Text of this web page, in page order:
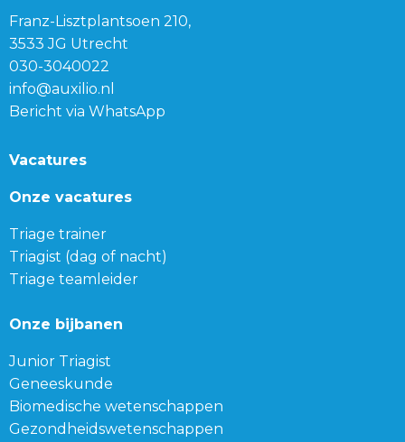
Franz-Lisztplantsoen 210,
3533 JG Utrecht
030-3040022
info@auxilio.nl
Bericht via WhatsApp
Vacatures
Onze vacatures
Triage trainer
Triagist (dag of nacht)
Triage teamleider
Onze bijbanen
Junior Triagist
Geneeskunde
Biomedische wetenschappen
Gezondheidswetenschappen